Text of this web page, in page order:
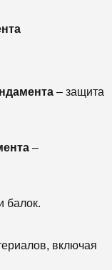
– защита
–
балок.
включая